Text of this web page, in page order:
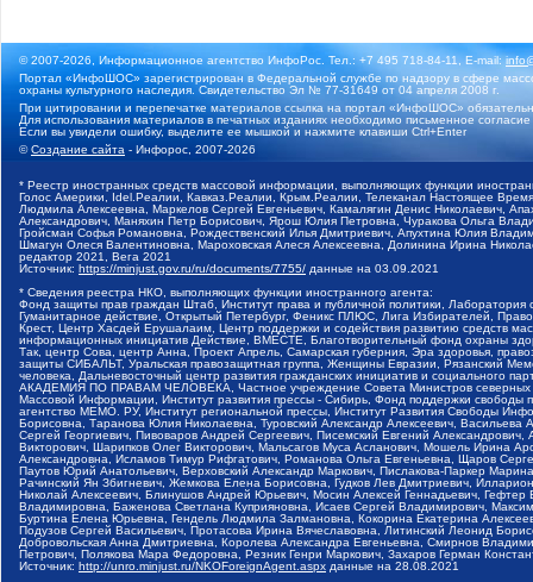
© 2007-2026, Информационное агентство ИнфоРос. Тел.: +7 495 718-84-11, E-mail:
Портал «ИнфоШОС» зарегистрирован в Федеральной службе по надзору в сфере
охраны культурного наследия. Свидетельство Эл № 77-31649 от 04 апреля 2008 г.
При цитировании и перепечатке материалов ссылка на портал «ИнфоШОС»
Для использования материалов в печатных изданиях необходимо письменное
Если вы увидели ошибку, выделите ее мышкой и нажмите клавиши Ctrl+Enter
©Создание сайта - Инфорос, 2007-2026
* Реестр иностранных средств массовой информации, выполняющих функции
Голос Америки, Idel.Реалии, Кавказ.Реалии, Крым.Реалии, Телеканал Настоящее
Людмила Алексеевна, Маркелов Сергей Евгеньевич, Камалягин Денис Николаевич,
Александрович, Маняхин Петр Борисович, Ярош Юлия Петровна, Чуракова Ольга
Гройсман Софья Романовна, Рождественский Илья Дмитриевич, Апухтина Юлия
Шмагун Олеся Валентиновна, Мароховская Алеся Алексеевна, Долинина Ирина
редактор 2021, Вега 2021
Источник: https://minjust.gov.ru/ru/documents/7755/ данные на 03.09.2021
* Сведения реестра НКО, выполняющих функции иностранного агента:
Фонд защиты прав граждан Штаб, Институт права и публичной политики,
Гуманитарное действие, Открытый Петербург, Феникс ПЛЮС, Лига Избирателей,
Крест, Центр Хасдей Ерушалаим, Центр поддержки и содействия развитию средств
информационных инициатив Действие, ВМЕСТЕ, Благотворительный фонд охраны
Так, центр Сова, центр Анна, Проект Апрель, Самарская губерния, Эра здоровья,
защиты СИБАЛЬТ, Уральская правозащитная группа, Женщины Евразии, Рязанский
человека, Дальневосточный центр развития гражданских инициатив и социального
АКАДЕМИЯ ПО ПРАВАМ ЧЕЛОВЕКА, Частное учреждение Совета Министров северных
Массовой Информации, Институт развития прессы - Сибирь, Фонд поддержки
агентство МЕМО. РУ, Институт региональной прессы, Институт Развития Свободы
Борисовна, Таранова Юлия Николаевна, Туровский Александр Алексеевич,
Сергей Георгиевич, Пивоваров Андрей Сергеевич, Писемский Евгений
Викторович, Шарипков Олег Викторович, Мальсагов Муса Асланович, Мошель Ирина
Александровна, Исламов Тимур Рифгатович, Романова Ольга Евгеньевна, Щаров
Паутов Юрий Анатольевич, Верховский Александр Маркович, Пислакова-Паркер
Рачинский Ян Збигневич, Жемкова Елена Борисовна, Гудков Лев Дмитриевич,
Николай Алексеевич, Блинушов Андрей Юрьевич, Мосин Алексей Геннадьевич,
Владимировна, Баженова Светлана Куприяновна, Исаев Сергей Владимирович,
Буртина Елена Юрьевна, Гендель Людмила Залмановна, Кокорина Екатерина
Подузов Сергей Васильевич, Протасова Ирина Вячеславовна, Литинский Леонид
Добровольская Анна Дмитриевна, Королева Александра Евгеньевна, Смирнов
Петрович, Полякова Мара Федоровна, Резник Генри Маркович, Захаров Герман
Источник: http://unro.minjust.ru/NKOForeignAgent.aspx данные на 28.08.2021